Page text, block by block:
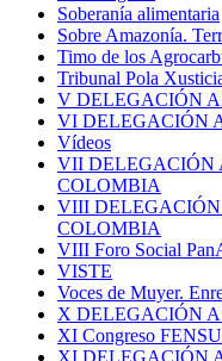
Soberanía alimentaria
Sobre Amazonía.
Timo de los
Tribunal Pola
V DELEGACIÓN
VI DELEGACIÓN
Vídeos
VII DELEGACIÓN
COLOMBIA
VIII
COLOMBIA
VIII Foro Social
VISTE
Voces de Muyer.
X DELEGACIÓN
XI Congreso
XI DELEGACIÓN